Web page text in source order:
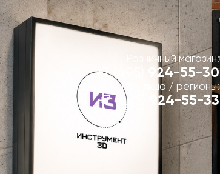
Розничный магазин:
+7 (495) 924-55-30
Юр. лица / регионы:
+7 (495) 924-55-33